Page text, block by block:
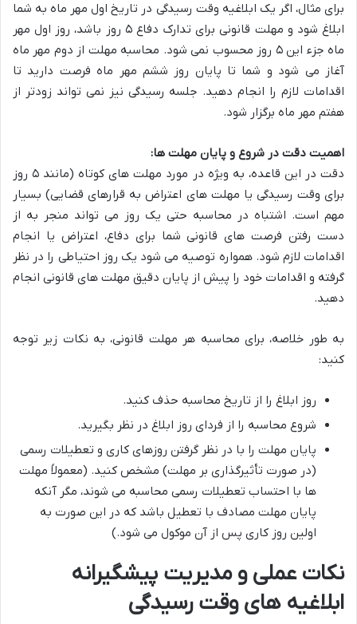
برای مثال، اگر یک ابلاغیه وقت رسیدگی در تاریخ اول مهر ماه به شما
ابلاغ شود و مهلت قانونی برای تدارک دفاع ۵ روز باشد، روز اول مهر
ماه جزء این ۵ روز محسوب نمی شود. محاسبه مهلت از دوم مهر ماه
آغاز می شود و شما تا پایان روز ششم مهر ماه فرصت دارید تا
اقدامات لازم را انجام دهید. جلسه رسیدگی نیز نمی تواند زودتر از
هفتم مهر ماه برگزار شود.
اهمیت دقت در شروع و پایان مهلت ها:
دقت در این قاعده، به ویژه در مورد مهلت های کوتاه (مانند ۵ روز
برای وقت رسیدگی یا مهلت های اعتراض به قرارهای قضایی) بسیار
مهم است. اشتباه در محاسبه حتی یک روز می تواند منجر به از
دست رفتن فرصت های قانونی شما برای دفاع، اعتراض یا انجام
اقدامات لازم شود. همواره توصیه می شود یک روز احتیاطی را در نظر
گرفته و اقدامات خود را پیش از پایان دقیق مهلت های قانونی انجام
دهید.
به طور خلاصه، برای محاسبه هر مهلت قانونی، به نکات زیر توجه
کنید:
روز ابلاغ را از تاریخ محاسبه حذف کنید.
شروع محاسبه را از فردای روز ابلاغ در نظر بگیرید.
پایان مهلت را با در نظر گرفتن روزهای کاری و تعطیلات رسمی
(در صورت تأثیرگذاری بر مهلت) مشخص کنید. (معمولاً مهلت
ها با احتساب تعطیلات رسمی محاسبه می شوند، مگر آنکه
پایان مهلت مصادف با تعطیل باشد که در این صورت به
اولین روز کاری پس از آن موکول می شود.)
نکات عملی و مدیریت پیشگیرانه
ابلاغیه های وقت رسیدگی